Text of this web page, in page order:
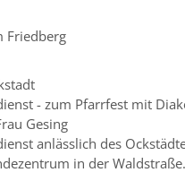
Friedberg
- zum Pfarrfest mit
Gesing
anlässlich des
in der Waldstraße.